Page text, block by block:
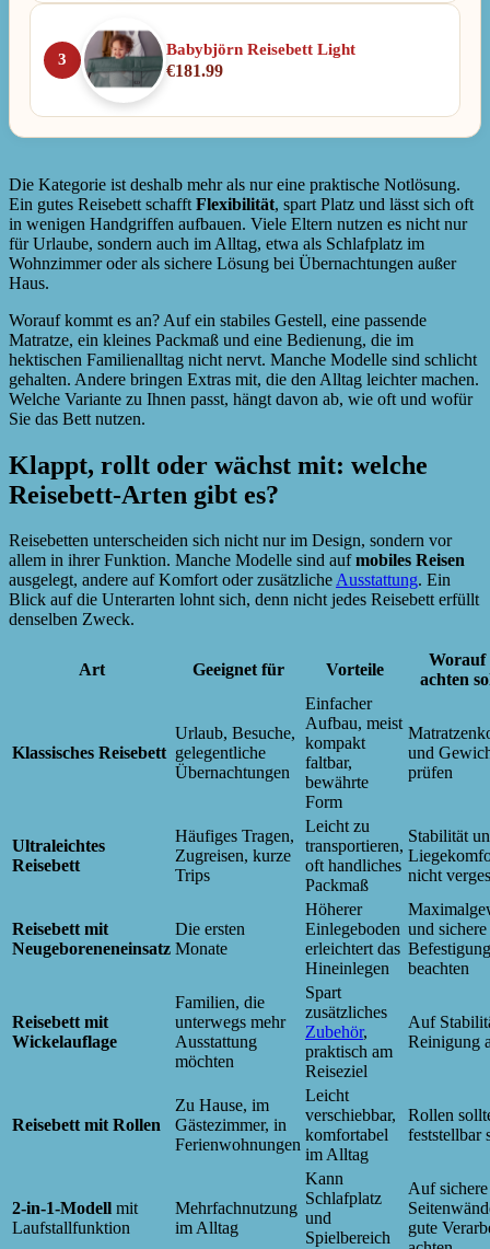
3
Babybjörn Reisebett Light
€181.99
Die Kategorie ist deshalb mehr als nur eine praktische Notlösung.
Ein gutes Reisebett schafft Flexibilität, spart Platz und lässt sich oft
in wenigen Handgriffen aufbauen. Viele Eltern nutzen es nicht nur
für Urlaube, sondern auch im Alltag, etwa als Schlafplatz im
Wohnzimmer oder als sichere Lösung bei Übernachtungen außer
Haus.
Worauf kommt es an? Auf ein stabiles Gestell, eine passende
Matratze, ein kleines Packmaß und eine Bedienung, die im
hektischen Familienalltag nicht nervt. Manche Modelle sind schlicht
gehalten. Andere bringen Extras mit, die den Alltag leichter machen.
Welche Variante zu Ihnen passt, hängt davon ab, wie oft und wofür
Sie das Bett nutzen.
Klappt, rollt oder wächst mit: welche
Reisebett-Arten gibt es?
Reisebetten unterscheiden sich nicht nur im Design, sondern vor
allem in ihrer Funktion. Manche Modelle sind aufmobiles Reisen
ausgelegt, andere auf Komfort oder zusätzlicheAusstattung. Ein
Blick auf die Unterarten lohnt sich, denn nicht jedes Reisebett erfüllt
denselben Zweck.
Art Geeignet für Vorteile
Worauf
achten
Klassisches Reisebett
Urlaub, Besuche,
gelegentliche
Übernachtungen
Einfacher
Aufbau, meist
kompakt
faltbar,
bewährte
Form
und
prüfen
Ultraleichtes
Reisebett
Häufiges Tragen,
Zugreisen, kurze
Trips
Leicht zu
transportieren,
oft handliches
Packmaß
Stabilität
nicht
Reisebett mit
Neugeboreneneinsatz
Die ersten
Monate
Höherer
Einlegeboden
erleichtert das
Hineinlegen
und sichere
Befestigung
beachten
Reisebett mit
Wickelauflage
Familien, die
unterwegs mehr
Ausstattung
möchten
Spart
zusätzliches
Zubehör,
praktisch am
Reiseziel
Auf
Reinigung
Reisebett mit Rollen
Zu Hause, im
Gästezimmer, in
Ferienwohnungen
Leicht
verschiebbar,
komfortabel
im Alltag
Rollen
feststellbar
2-in-1-Modell mit
Laufstallfunktion
Mehrfachnutzung
im Alltag
Kann
Schlafplatz
und
Spielbereich
Auf sichere
gute